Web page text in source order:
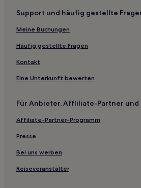
Lents: Hotels
Hood River County: Hotels
Oak Grove: Hotels
Hotels nahe Station NE 82nd Avenue
East Portland: Hotels
Hotels nahe Belmont
Hotels nahe Haltestelle SW 10th & Alder
Hotels nahe Reed College
Government Camp Hotels
Kerns: Hotels
Support und häufig gestellte
Meine Buchungen
Häufig gestellte Fragen
Kontakt
Eine Unterkunft bewerten
Für Anbieter, Affliliate-Partner und
Affiliate-Partner-Programm
Presse
Bei uns werben
Reiseveranstalter